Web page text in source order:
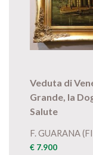
Veduta di
Grande, la
Salute
F. GUARANA
€ 7.900